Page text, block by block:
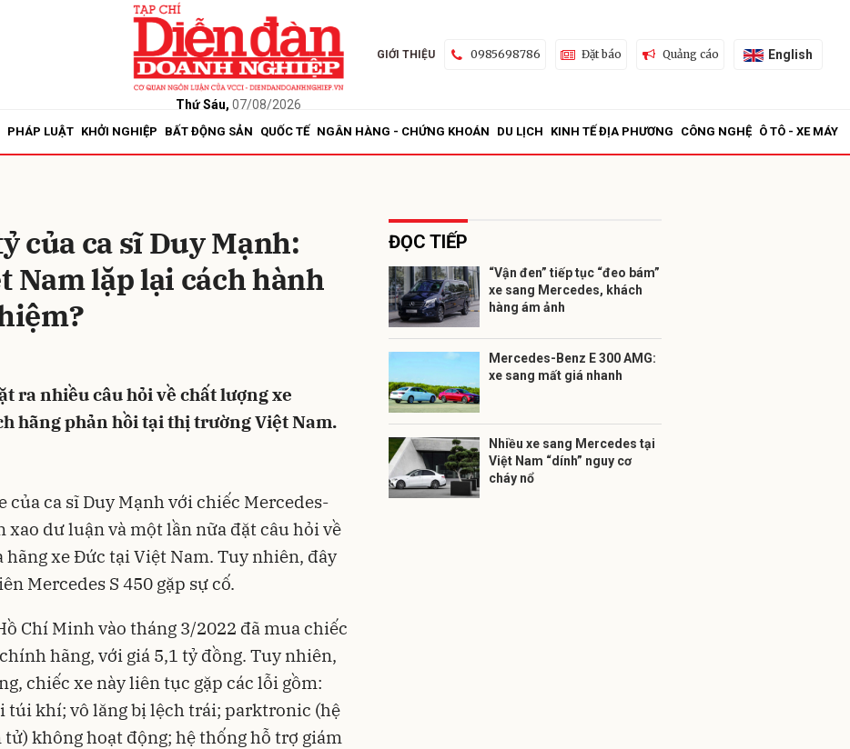
Thứ Sáu, 07/08/2026
GIỚI THIỆU 0985698786 Đặt báo Quảng cáo English
PHÁP LUẬT KHỞI NGHIỆP BẤT ĐỘNG SẢN QUỐC TẾ NGÂN HÀNG - CHỨNG KHOÁN DU LỊCH KINH TẾ ĐỊA PHƯƠNG CÔNG NGHỆ Ô TÔ - XE MÁY
của ca sĩ Duy Mạnh:
Nam lặp lại cách hành
ra nhiều câu hỏi về chất lượng xe
hãng phản hồi tại thị trường Việt Nam.
của ca sĩ Duy Mạnh với chiếc Mercedes-
xao dư luận và một lần nữa đặt câu hỏi về
xe Đức tại Việt Nam. Tuy nhiên, đây
Mercedes S 450 gặp sự cố.
Chí Minh vào tháng 3/2022 đã mua chiếc
hãng, với giá 5,1 tỷ đồng. Tuy nhiên,
chiếc xe này liên tục gặp các lỗi gồm:
túi khí; vô lăng bị lệch trái; parktronic (hệ
không hoạt động; hệ thống hỗ trợ giám
ĐỌC TIẾP
“Vận đen” tiếp tục “đeo bám”
xe sang Mercedes, khách
hàng ám ảnh
Mercedes-Benz E 300 AMG:
xe sang mất giá nhanh
Nhiều xe sang Mercedes tại
Việt Nam “dính” nguy cơ
cháy nổ
Gửi